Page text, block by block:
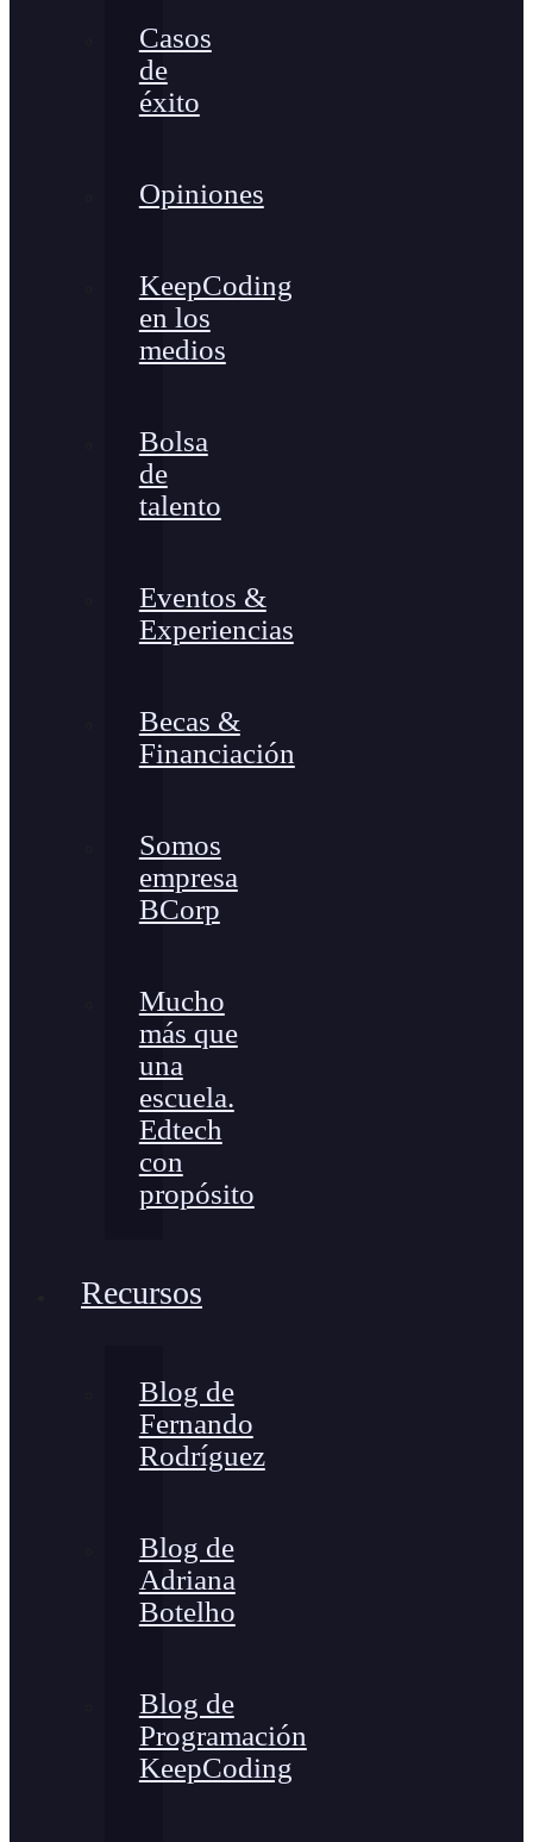
Casos
de
éxito
Opiniones
KeepCoding
en los
medios
Bolsa
de
talento
Eventos &
Experiencias
Becas &
Financiación
Somos
empresa
BCorp
Mucho
más que
una
escuela.
Edtech
con
propósito
Recursos
Blog de
Fernando
Rodríguez
Blog de
Adriana
Botelho
Blog de
Programación
KeepCoding